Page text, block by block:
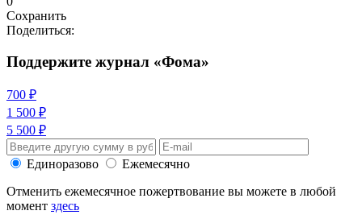
Сохранить
Поделиться:
Поддержите журнал «Фома»
700 ₽
1 500 ₽
5 500 ₽
Единоразово
Ежемесячно
Отменить ежемесячное пожертвование вы можете в любой
момент здесь